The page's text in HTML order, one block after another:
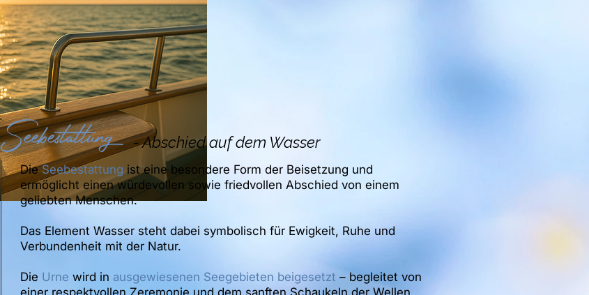
Seebestattung - Abschied auf dem Wasser
DieSeebestattung ist eine besondere Form der Beisetzung und
ermöglicht einen würdevollen sowie friedvollen Abschied von einem
geliebten Menschen.
Das Element Wasser steht dabei symbolisch für Ewigkeit, Ruhe und
Verbundenheit mit der Natur.
Die Urne wird in ausgewiesenen Seegebieten beigesetzt – begleitet von
einer respektvollen Zeremonie und dem sanften Schaukeln der Wellen.